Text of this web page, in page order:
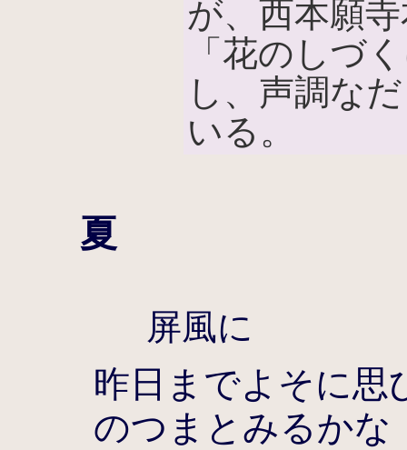
が、西本願
「花のしづ
し、声調な
いる。
夏
屏風に
昨日までよそに思
のつまとみるかな